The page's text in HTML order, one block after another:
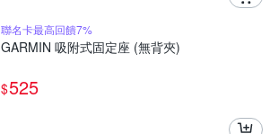
聯名卡最高回饋7%
GARMIN 吸附式固定座 (無背夾)
$525